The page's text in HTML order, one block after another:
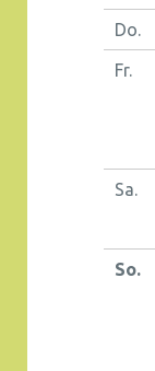
Do.
Fr.
Sa.
So.